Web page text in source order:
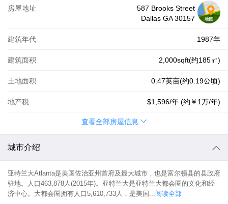
房屋地址
587 Brooks Street
Dallas GA 30157
建筑年代 1987年
建筑面积 2,000sqft(约185㎡)
土地面积 0.47英亩(约0.19公顷)
地产税 $1,596/年 (约 ￥1万/年)
查看全部房屋信息
城市介绍
亚特兰大Atlanta是美国佐治亚州首府及最大城市，也是富尔顿县的县政府
驻地。人口463,878人(2015年)。亚特兰大是亚特兰大都会圈的文化和经
济中心。大都会圈拥有人口5,610,733人，是美国...阅读全部